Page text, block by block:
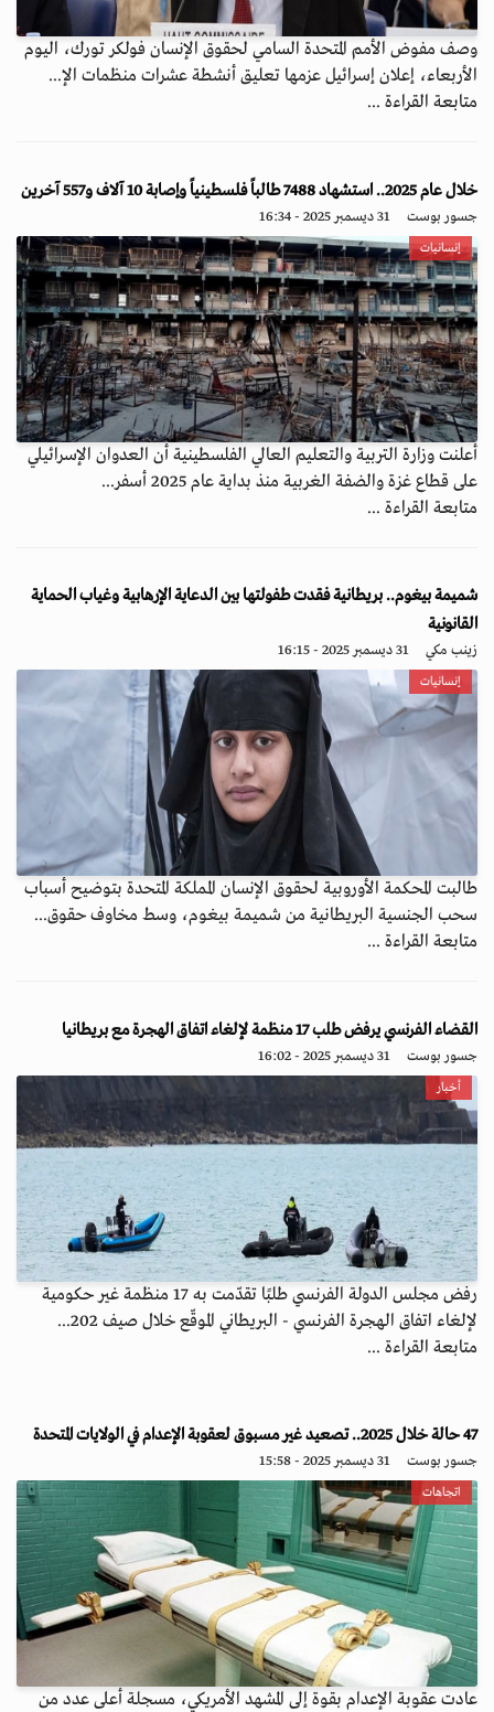
وصف مفوض الأمم المتحدة السامي لحقوق الإنسان فولكر تورك، اليوم
الأربعاء، إعلان إسرائيل عزمها تعليق أنشطة عشرات منظمات الإ...
متابعة القراءة ...
خلال عام 2025.. استشهاد 7488 طالباً فلسطينياً وإصابة 10 آلاف و557 آخرين
جسور بوست 31 ديسمبر 2025 - 16:34
إنسانيات
أعلنت وزارة التربية والتعليم العالي الفلسطينية أن العدوان الإسرائيلي
على قطاع غزة والضفة الغربية منذ بداية عام 2025 أسفر...
متابعة القراءة ...
شميمة بيغوم.. بريطانية فقدت طفولتها بين الدعاية الإرهابية وغياب الحماية
القانونية
زينب مكي 31 ديسمبر 2025 - 16:15
إنسانيات
طالبت المحكمة الأوروبية لحقوق الإنسان المملكة المتحدة بتوضيح أسباب
سحب الجنسية البريطانية من شميمة بيغوم، وسط مخاوف حقوق...
متابعة القراءة ...
القضاء الفرنسي يرفض طلب 17 منظمة لإلغاء اتفاق الهجرة مع بريطانيا
جسور بوست 31 ديسمبر 2025 - 16:02
أخبار
رفض مجلس الدولة الفرنسي طلبًا تقدّمت به 17 منظمة غير حكومية
لإلغاء اتفاق الهجرة الفرنسي - البريطاني الموقّع خلال صيف 202...
متابعة القراءة ...
47 حالة خلال 2025.. تصعيد غير مسبوق لعقوبة الإعدام في الولايات المتحدة
جسور بوست 31 ديسمبر 2025 - 15:58
اتجاهات
عادت عقوبة الإعدام بقوة إلى المشهد الأمريكي، مسجلة أعلى عدد من